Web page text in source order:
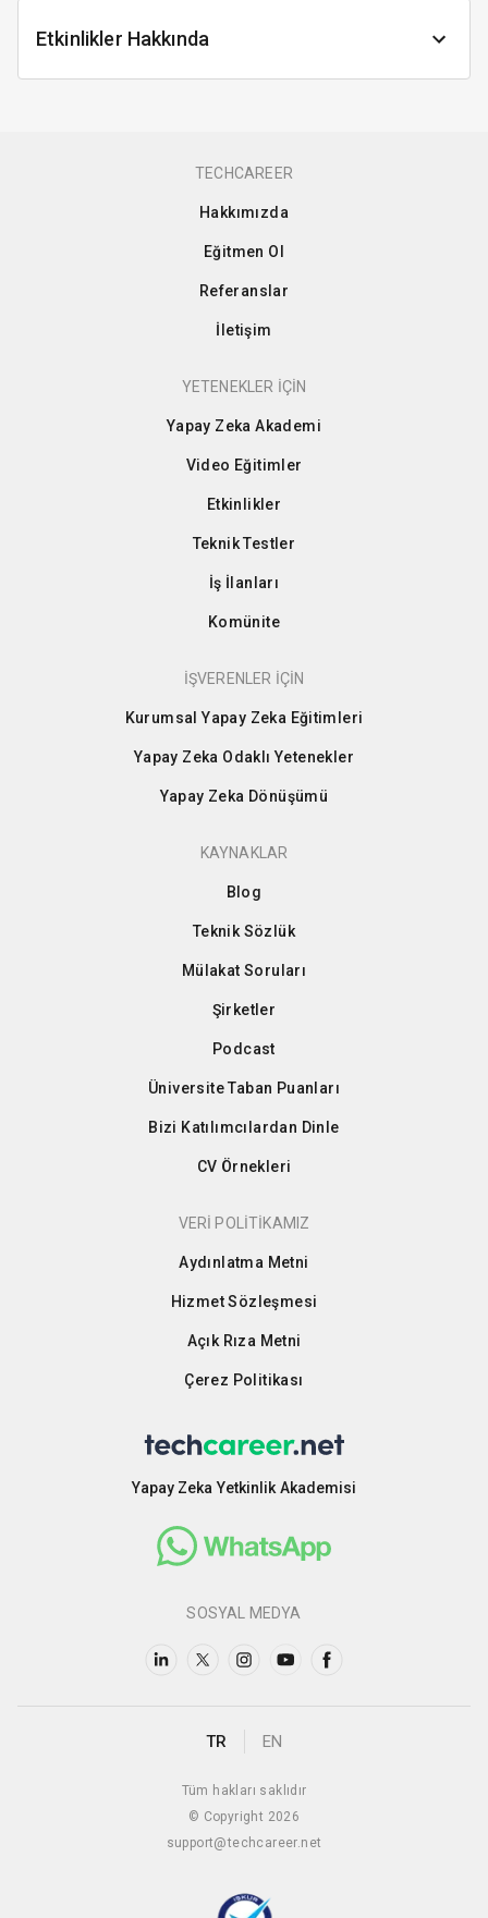
Etkinlikler Hakkında
TECHCAREER
Hakkımızda
Eğitmen Ol
Referanslar
İletişim
YETENEKLER İÇİN
Yapay Zeka Akademi
Video Eğitimler
Etkinlikler
Teknik Testler
İş İlanları
Komünite
İŞVERENLER İÇİN
Kurumsal Yapay Zeka Eğitimleri
Yapay Zeka Odaklı Yetenekler
Yapay Zeka Dönüşümü
KAYNAKLAR
Blog
Teknik Sözlük
Mülakat Soruları
Şirketler
Podcast
Üniversite Taban Puanları
Bizi Katılımcılardan Dinle
CV Örnekleri
VERİ POLİTİKAMIZ
Aydınlatma Metni
Hizmet Sözleşmesi
Açık Rıza Metni
Çerez Politikası
Yapay Zeka Yetkinlik Akademisi
SOSYAL MEDYA
TR EN
Tüm hakları saklıdır
© Copyright 2026
support@techcareer.net